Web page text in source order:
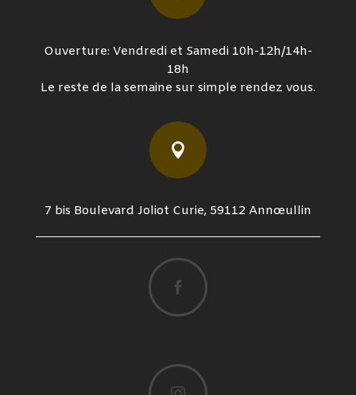
Ouverture: Vendredi et Samedi 10h-12h/14h-
18h
Le reste de la semaine sur simple rendez vous.

7 bis Boulevard Joliot Curie, 59112 Annœullin
